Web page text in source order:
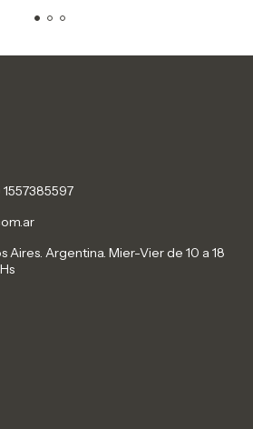
1557385597
Aires. Argentina. Mier-Vier de 10 a 18